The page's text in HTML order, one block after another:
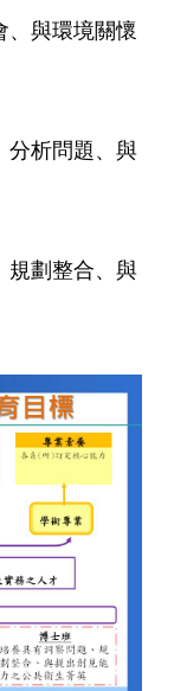
、與環境關懷
分析問題、與
規劃整合、與